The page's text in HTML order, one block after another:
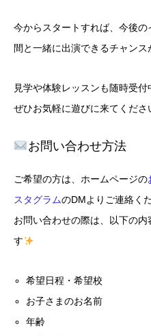
今からスタートすれば、今後
間と一緒に出演できるチャンス
見学や体験レッスンも随時受付
ぜひお気軽に遊びに来てくださ
お問い合わせ方法
ご希望の方は、ホームページの
スタグラムのDMよりご連絡く
お問い合わせの際は、以下の
す
希望日程・希望校
お子さまのお名前
年齢